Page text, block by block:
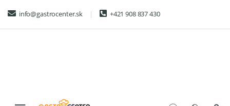
navigation
content
info@gastrocenter.sk +421 908 837 430